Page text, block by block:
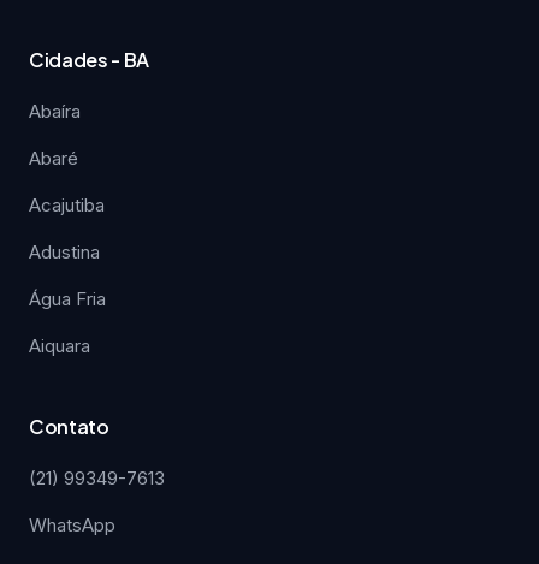
Cidades - BA
Abaíra
Abaré
Acajutiba
Adustina
Água Fria
Aiquara
Contato
(21) 99349-7613
WhatsApp